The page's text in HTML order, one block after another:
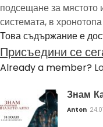
подсещане за мястото
системата, в
Това съдържание е
Присъедини се
Already a member?
Знам
Anton